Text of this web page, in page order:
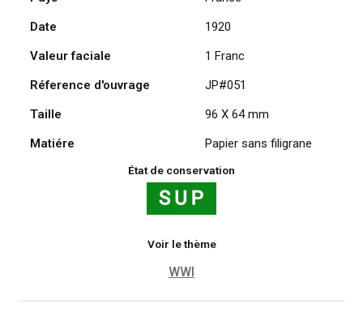
Date
1920
Valeur faciale
1 Franc
Réference d'ouvrage
JP#051
Taille
96 X 64 mm
Matiére
Papier sans filigrane
État de conservation
Voir le thème
WWI